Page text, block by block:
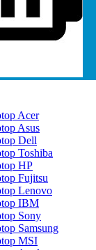
Acer
Asus
Dell
Toshiba
HP
Fujitsu
Lenovo
IBM
Sony
Samsung
MSI